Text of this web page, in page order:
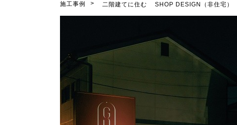
施工事例 二階建てに住む SHOP DESIGN（非住宅）